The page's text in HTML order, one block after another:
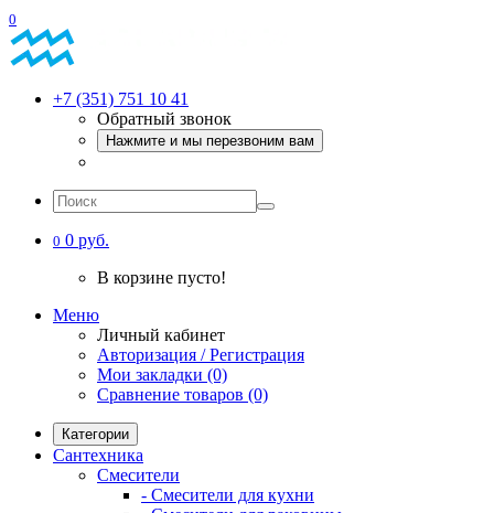
0
+7 (351) 751 10 41
Обратный звонок
Нажмите и мы перезвоним вам
0 0 руб.
В корзине пусто!
Меню
Личный кабинет
Авторизация / Регистрация
Мои закладки (0)
Сравнение товаров (0)
Категории
Сантехника
Смесители
- Смесители для кухни